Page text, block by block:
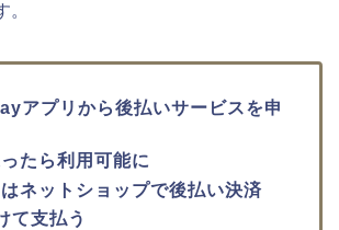
。
アプリから後払いサービスを申
たら利用可能に
ネットショップで後払い決済
て支払う